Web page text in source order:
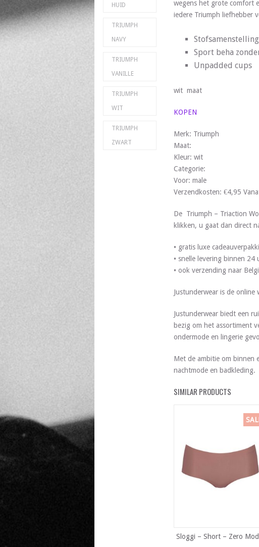
wegens het grote comfort
iedere Triumph liefhebber
Sport beha
Unpadded cups
wit maat
KOPEN
Merk: Triumph
Maat:
Kleur: wit
Categorie:
Voor: male
Verzendkosten: €4,95
De Triumph – Triaction
klikken, u gaat dan direct
• gratis luxe
• snelle levering binnen
• ook verzending naar
Justunderwear is de
Justunderwear biedt een
bezig om het assortiment
ondermode en lingerie
Met de ambitie om binnen
nachtmode en badkleding.
SIMILAR PRODUCTS
Sloggi – Short – Zero
HUID
TRIUMPH
NAVY
TRIUMPH
VANILLE
TRIUMPH
WIT
TRIUMPH
ZWART